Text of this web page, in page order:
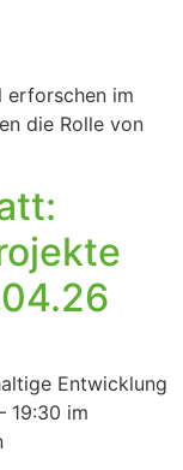
erforschen im
die Rolle von
Entwicklung
19:30 im